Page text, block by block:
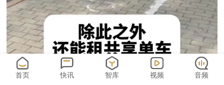
首页 快讯 智库 视频 音频